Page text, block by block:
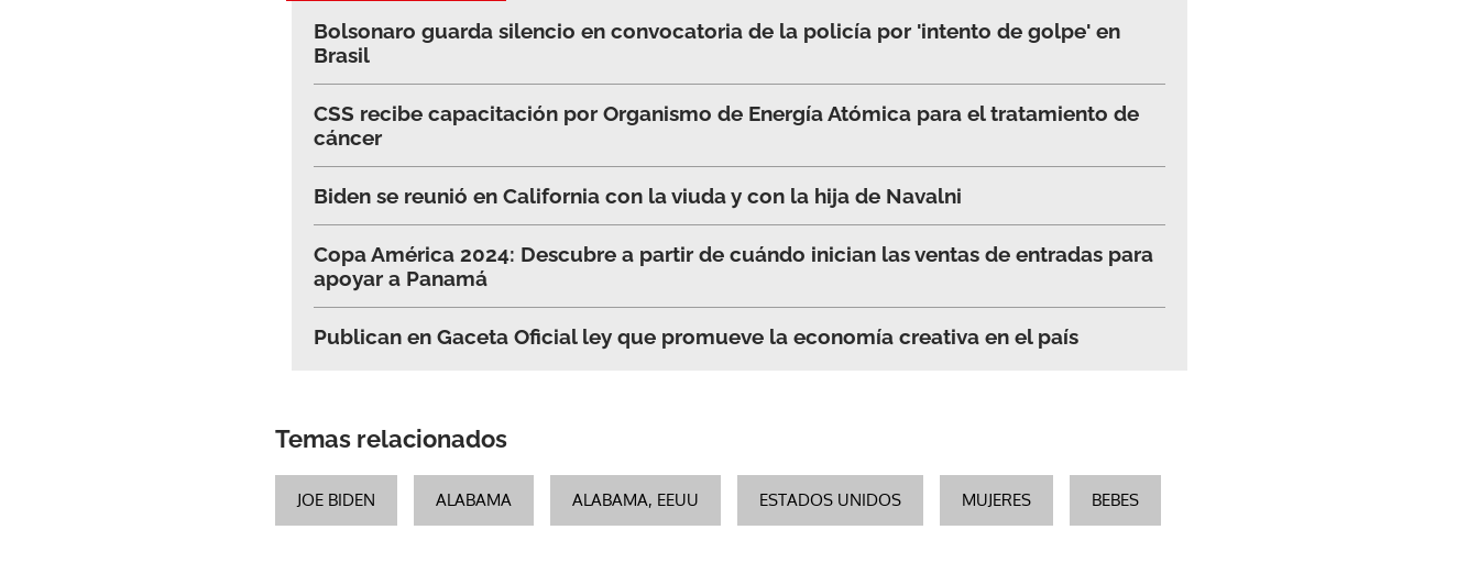
Bolsonaro guarda silencio en convocatoria de la policía por 'intento de golpe' en
Brasil
CSS recibe capacitación por Organismo de Energía Atómica para el tratamiento de
cáncer
Biden se reunió en California con la viuda y con la hija de Navalni
Copa América 2024: Descubre a partir de cuándo inician las ventas de entradas para
apoyar a Panamá
Publican en Gaceta Oficial ley que promueve la economía creativa en el país
Temas relacionados
JOE BIDEN ALABAMA ALABAMA, EEUU ESTADOS UNIDOS MUJERES BEBES